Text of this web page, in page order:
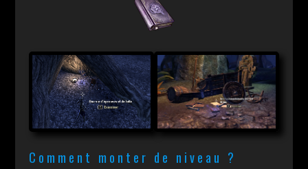
Comment monter de niveau ?